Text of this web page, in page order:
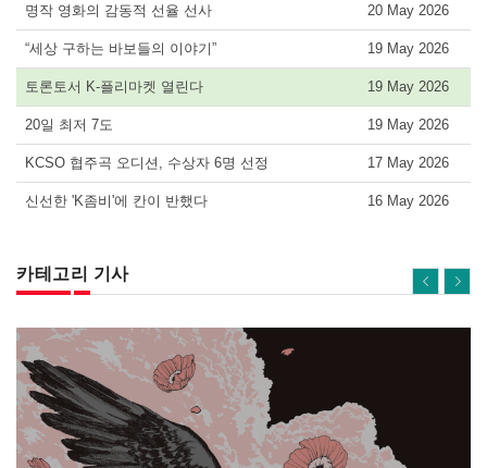
명작 영화의 감동적 선율 선사 20 May 2026
“세상 구하는 바보들의 이야기” 19 May 2026
토론토서 K-플리마켓 열린다 19 May 2026
20일 최저 7도 19 May 2026
KCSO 협주곡 오디션, 수상자 6명 선정 17 May 2026
신선한 'K좀비'에 칸이 반했다 16 May 2026
카테고리 기사